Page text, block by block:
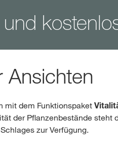
Ansichten
mit dem Funktionspaket
der Pflanzenbestände
zur Verfügung.